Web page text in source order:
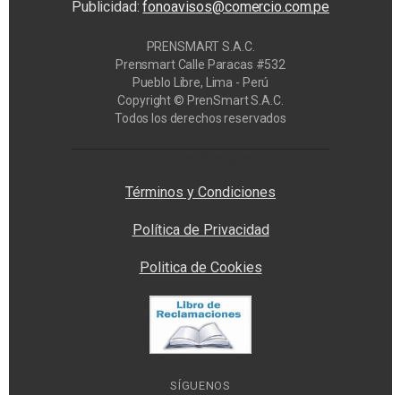
Publicidad:fonoavisos@comercio.com.pe
PRENSMART S.A.C.
Prensmart Calle Paracas #532
Pueblo Libre, Lima - Perú
Copyright © PrenSmart S.A.C.
Todos los derechos reservados
Términos y Condiciones
Política de Privacidad
Politica de Cookies
SÍGUENOS